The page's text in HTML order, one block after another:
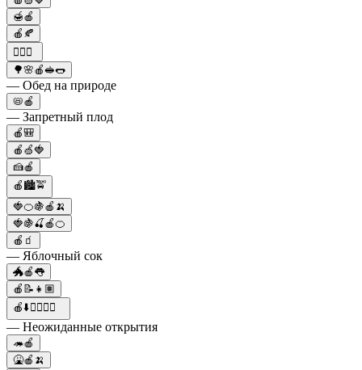
🍯🍎
🍎🍂
🏋️‍♂️🍎
🌳🌸🍎🥪🌭
— Обед на природе
📛🍎
— Запретный плод
🍎🎒
🍎🍏🍓
🍰🍎
🍎🏙️🚖
🍓🍊🍇🍎🍌
🍓🍇🍒🍎🍊
🍎🧃
— Яблочный сок
🐲🍎👅
🍎📝👧🏽
🍎⬇️😵‍💫🤔📝
— Неожиданные открытия
🦔🍎
🤮🍎🍌